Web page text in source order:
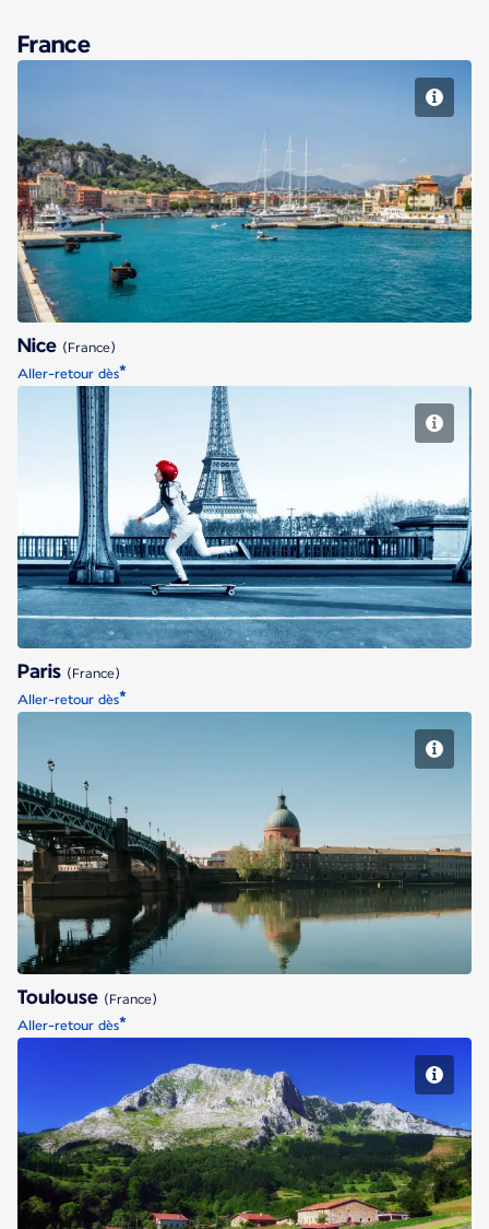
France
Nice
Nice (France)
Aller-retour dès*
Paris
Paris (France)
Aller-retour dès*
Toulouse
Toulouse (France)
Aller-retour dès*
Biarritz